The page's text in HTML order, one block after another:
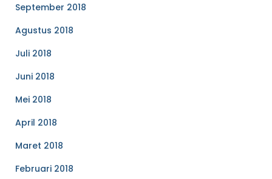
September 2018
Agustus 2018
Juli 2018
Juni 2018
Mei 2018
April 2018
Maret 2018
Februari 2018